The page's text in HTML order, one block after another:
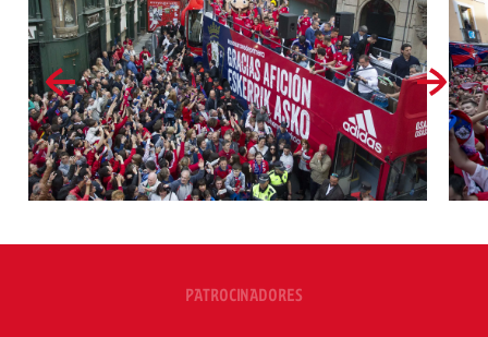
PATROCINADORES